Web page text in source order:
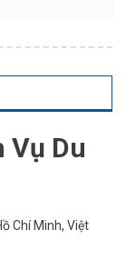
Vụ Du
Chí Minh, Việt